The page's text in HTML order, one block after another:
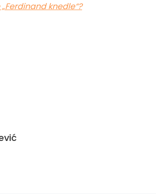
knedle“?